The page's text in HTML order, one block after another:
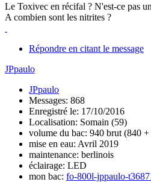
Le Toxivec en récifal ? N'est-ce pas
A combien sont les nitrites ?
Répondre en citant le message
JPpaulo
JPpaulo
Messages: 868
Enregistré le: 17/10/2016
Localisation: Somain (59)
volume du bac: 940 brut (840
mise en eau: Avril 2019
maintenance: berlinois
éclairage: LED
mon bac: fo-800l-jppaulo-